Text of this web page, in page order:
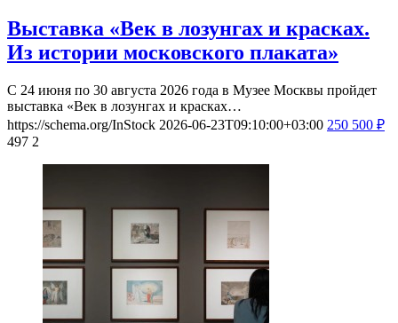
Выставка «Век в лозунгах и красках.
Из истории московского плаката»
С 24 июня по 30 августа 2026 года в Музее Москвы пройдет
выставка «Век в лозунгах и красках…
https://schema.org/InStock 2026-06-23T09:10:00+03:00 250 500 ₽
497 2